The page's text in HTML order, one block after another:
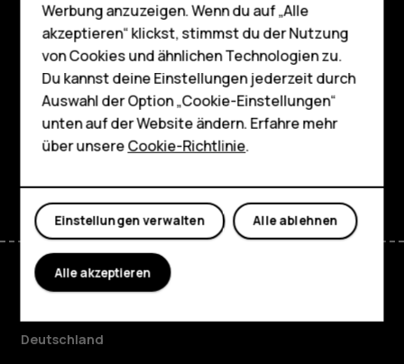
HMD Terra M
Für Unternehmen
Tablets
Shop
Mein Konto
Shop
Über
Planet and people
Support
Deutschland
Werbung anzuzeigen. Wenn du auf „Alle
akzeptieren“ klickst, stimmst du der Nutzung
von Cookies und ähnlichen Technologien zu.
Du kannst deine Einstellungen jederzeit durch
Auswahl der Option „Cookie-Einstellungen“
unten auf der Website ändern. Erfahre mehr
über unsereCookie-Richtlinie.
Alle ablehnen
Einstellungen verwalten
Alle akzeptieren